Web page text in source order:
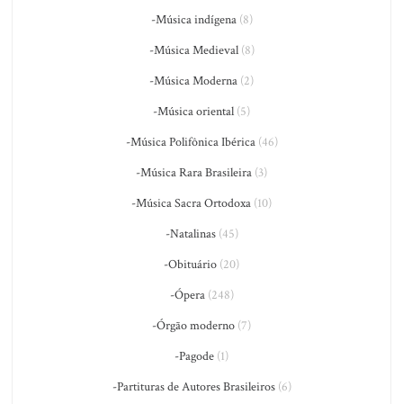
-Música indígena(8)
-Música Medieval(8)
-Música Moderna (2)
-Música oriental (5)
-Música Polifônica Ibérica(46)
-Música Rara Brasileira (3)
-Música Sacra Ortodoxa (10)
-Natalinas(45)
-Obituário (20)
-Ópera(248)
-Órgão moderno (7)
-Pagode (1)
-Partituras de Autores Brasileiros(6)